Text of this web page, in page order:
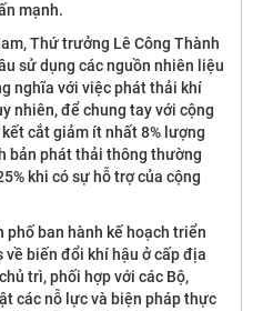
mạnh.
Thứ trưởng Lê Công Thành
sử dụng các nguồn nhiên liệu
nghĩa với việc phát thải khí
nhiên, để chung tay với cộng
cắt giảm ít nhất 8% lượng
bản phát thải thông thường
khi có sự hỗ trợ của cộng
ban hành kế hoạch triển
biến đổi khí hậu ở cấp địa
trì, phối hợp với các Bộ,
các nỗ lực và biện pháp thực